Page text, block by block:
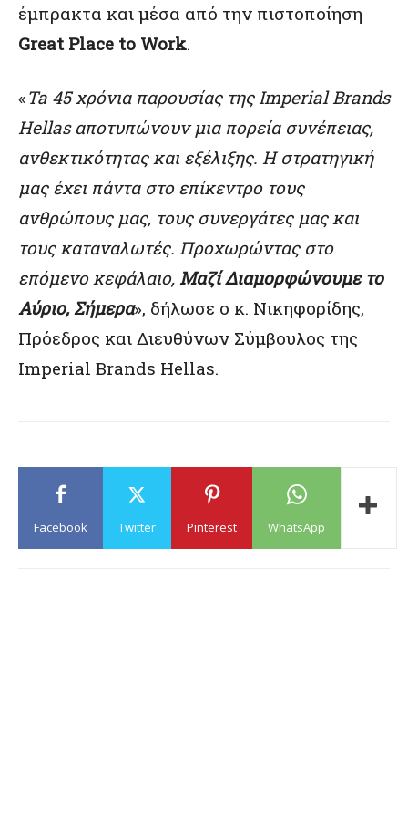
έμπρακτα και μέσα από την πιστοποίηση
Great Place to Work.
«Ta 45 χρόνια παρουσίας τηςImperial Brands
Hellas αποτυπώνουν μια πορεία συνέπειας,
ανθεκτικότητας και εξέλιξης. Η στρατηγική
μας έχει πάντα στο επίκεντρο τους
ανθρώπους μας, τους συνεργάτες μας και
τους καταναλωτές. Προχωρώντας στο
επόμενο κεφάλαιο, Μαζί Διαμορφώνουμε το
Αύριο, Σήμερα», δήλωσε ο κ. Νικηφορίδης,
Πρόεδρος και Διευθύνων Σύμβουλος της
Imperial Brands Hellas.
Facebook Twitter Pinterest WhatsApp